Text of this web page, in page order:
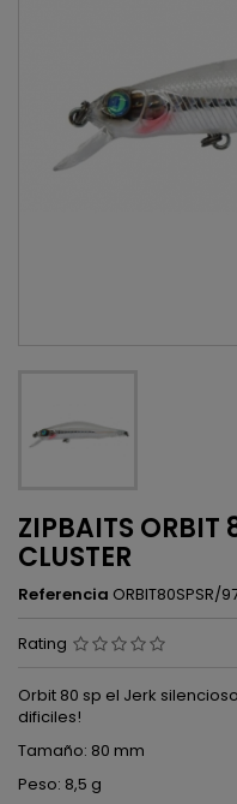
ZIPBAITS ORBIT
CLUSTER
Referencia ORBIT80SPSR/
Rating
Orbit 80 sp el Jerk
dificiles!
Tamaño: 80 mm
Peso: 8,5 g